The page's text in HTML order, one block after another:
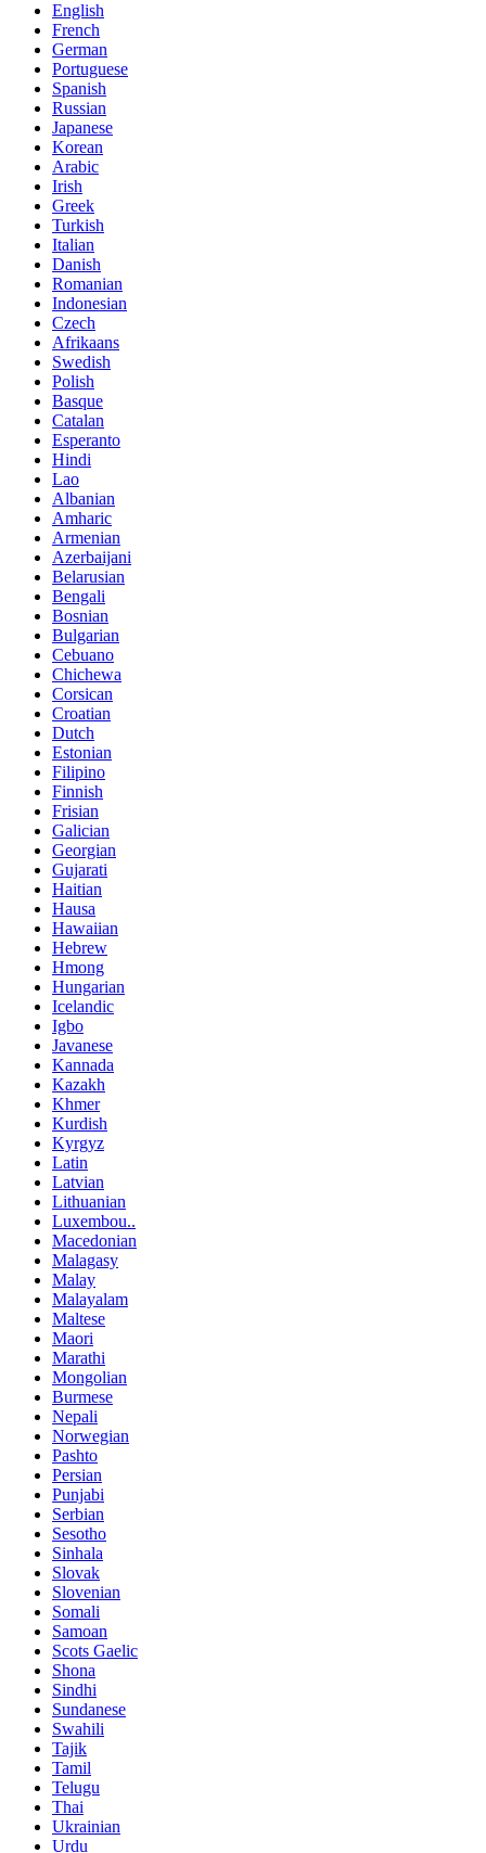
English
French
German
Portuguese
Spanish
Russian
Japanese
Korean
Arabic
Irish
Greek
Turkish
Italian
Danish
Romanian
Indonesian
Czech
Afrikaans
Swedish
Polish
Basque
Catalan
Esperanto
Hindi
Lao
Albanian
Amharic
Armenian
Azerbaijani
Belarusian
Bengali
Bosnian
Bulgarian
Cebuano
Chichewa
Corsican
Croatian
Dutch
Estonian
Filipino
Finnish
Frisian
Galician
Georgian
Gujarati
Haitian
Hausa
Hawaiian
Hebrew
Hmong
Hungarian
Icelandic
Igbo
Javanese
Kannada
Kazakh
Khmer
Kurdish
Kyrgyz
Latin
Latvian
Lithuanian
Luxembou..
Macedonian
Malagasy
Malay
Malayalam
Maltese
Maori
Marathi
Mongolian
Burmese
Nepali
Norwegian
Pashto
Persian
Punjabi
Serbian
Sesotho
Sinhala
Slovak
Slovenian
Somali
Samoan
Scots Gaelic
Shona
Sindhi
Sundanese
Swahili
Tajik
Tamil
Telugu
Thai
Ukrainian
Urdu